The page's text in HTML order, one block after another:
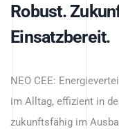
Robust.
Einsatzbereit.
NEO CEE:
im Alltag, effizient in
zukunftsfähig im
Intelligenz
Anwendungen –
zukunftsfähig.